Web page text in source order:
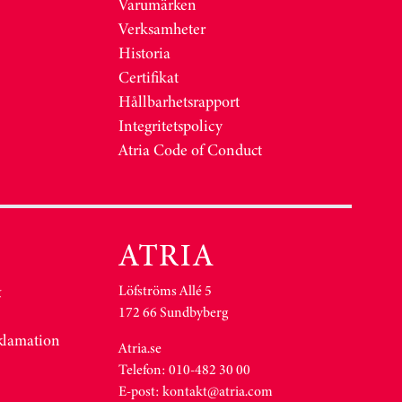
Verksamheter
Historia
Certifikat
Hållbarhetsrapport
Integritetspolicy
Atria Code of Conduct
Löfströms Allé 5
172 66 Sundbyberg
Atria.se
Telefon: 010-482 30 00
E-post: kontakt@atria.com